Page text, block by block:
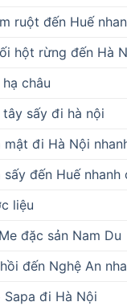
ruột đến Huế
hột rừng đến Hà
châu
sấy đi hà nội
mật đi Hà Nội
đến Huế nhanh
liệu
đặc sản Nam Du
đến Nghệ An
Sapa đi Hà Nội